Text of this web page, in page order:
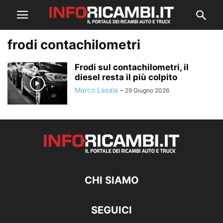
frodi contachilometri
Frodi sul contachilometri, il
diesel resta il più colpito
Marco Lasala - 29 Giugno 2026
CHI SIAMO
SEGUICI